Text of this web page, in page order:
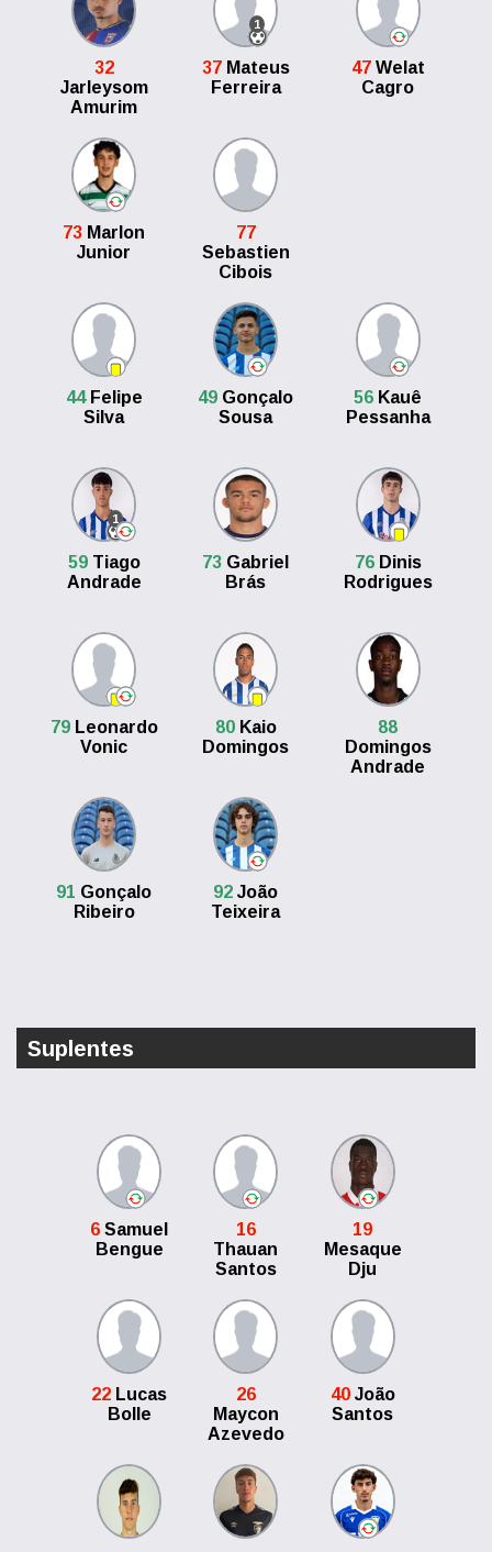
32
Jarleysom
Amurim
1
37Mateus
Ferreira
47Welat
Cagro
73 Marlon
Junior
77
Sebastien
Cibois
44Felipe
Silva
49 Gonçalo
Sousa
56 Kauê
Pessanha
1
59Tiago
Andrade
73 Gabriel
Brás
76Dinis
Rodrigues
79Leonardo
Vonic
80Kaio
Domingos
88
Domingos
Andrade
91 Gonçalo
Ribeiro
92 João
Teixeira
Suplentes
6 Samuel
Bengue
16
Thauan
Santos
19
Mesaque
Dju
22 Lucas
Bolle
26
Maycon
Azevedo
40João
Santos